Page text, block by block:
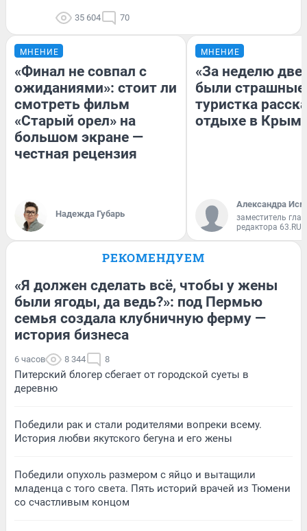
35 604 70
МНЕНИЕ
«Финал не совпал с
ожиданиями»: стоит ли
смотреть фильм
«Старый орел» на
большом экране —
честная рецензия
Надежда Губарь
МНЕНИЕ
«За неделю две
были
туристка
отдыхе в
Александра
заместитель
редактора 63.RU
РЕКОМЕНДУЕМ
«Я должен сделать всё, чтобы у жены
были ягоды, да ведь?»: под Пермью
семья создала клубничную ферму —
история бизнеса
6 часов 8 344 8
Питерский блогер сбегает от городской суеты в
деревню
Победили рак и стали родителями вопреки всему.
История любви якутского бегуна и его жены
Победили опухоль размером с яйцо и вытащили
младенца с того света. Пять историй врачей из Тюмени
со счастливым концом